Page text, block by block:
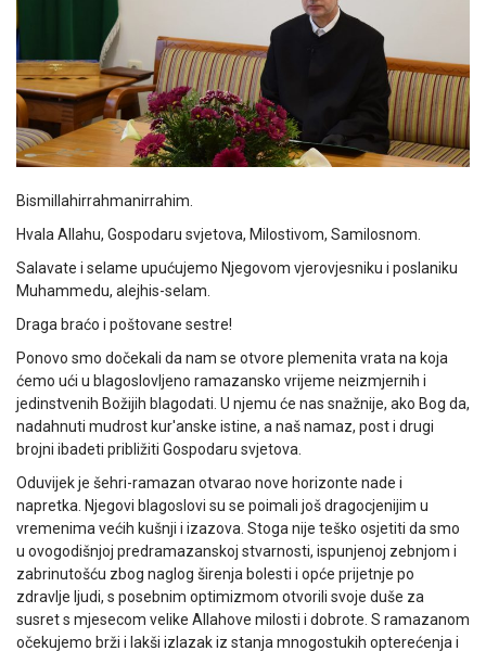
Bismillahirrahmanirrahim.
Hvala Allahu, Gospodaru svjetova, Milostivom, Samilosnom.
Salavate i selame upućujemo Njegovom vjerovjesniku i poslaniku
Muhammedu, alejhis-selam.
Draga braćo i poštovane sestre!
Ponovo smo dočekali da nam se otvore plemenita vrata na koja
ćemo ući u blagoslovljeno ramazansko vrijeme neizmjernih i
jedinstvenih Božijih blagodati. U njemu će nas snažnije, ako Bog da,
nadahnuti mudrost kur'anske istine, a naš namaz, post i drugi
brojni ibadeti približiti Gospodaru svjetova.
Oduvijek je šehri-ramazan otvarao nove horizonte nade i
napretka. Njegovi blagoslovi su se poimali još dragocjenijim u
vremenima većih kušnji i izazova. Stoga nije teško osjetiti da smo
u ovogodišnjoj predramazanskoj stvarnosti, ispunjenoj zebnjom i
zabrinutošću zbog naglog širenja bolesti i opće prijetnje po
zdravlje ljudi, s posebnim optimizmom otvorili svoje duše za
susret s mjesecom velike Allahove milosti i dobrote. S ramazanom
očekujemo brži i lakši izlazak iz stanja mnogostukih opterećenja i